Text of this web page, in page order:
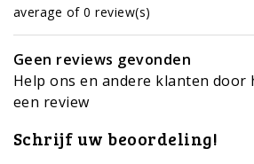
average of 0 review(s)
Geen reviews gevonden
Help ons en andere klanten door
een review
Schrijf uw beoordeling!